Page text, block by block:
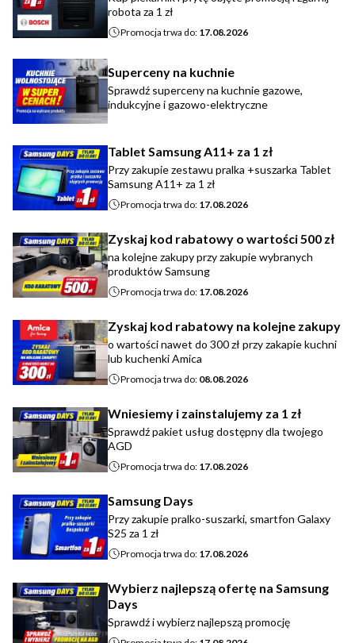
robota za 1 zł
Promocja trwa do: 17.08.2026
Superceny na kuchnie
Sprawdź superceny na kuchnie gazowe,
indukcyjne i gazowo-elektryczne
Tablet Samsung A11+ za 1 zł
Przy zakupie zestawu pralka +suszarka Tablet
Samsung A11+ za 1 zł
Promocja trwa do: 17.08.2026
Zyskaj kod rabatowy o wartości 500 zł
na kolejne zakupy przy zakupie wybranych
produktów Samsung
Promocja trwa do: 17.08.2026
Zyskaj kod rabatowy na kolejne zakupy
o wartości nawet do 300 zł przy zakapie kuchni
lub kuchenki Amica
Promocja trwa do: 08.08.2026
Wniesiemy i zainstalujemy za 1 zł
Sprawdź pakiet usług dostępny dla twojego
AGD
Promocja trwa do: 17.08.2026
Samsung Days
Przy zakupie pralko-suszarki, smartfon Galaxy
S25 za 1 zł
Promocja trwa do: 17.08.2026
Wybierz najlepszą ofertę na Samsung
Days
Sprawdź i wybierz najlepszą promocję